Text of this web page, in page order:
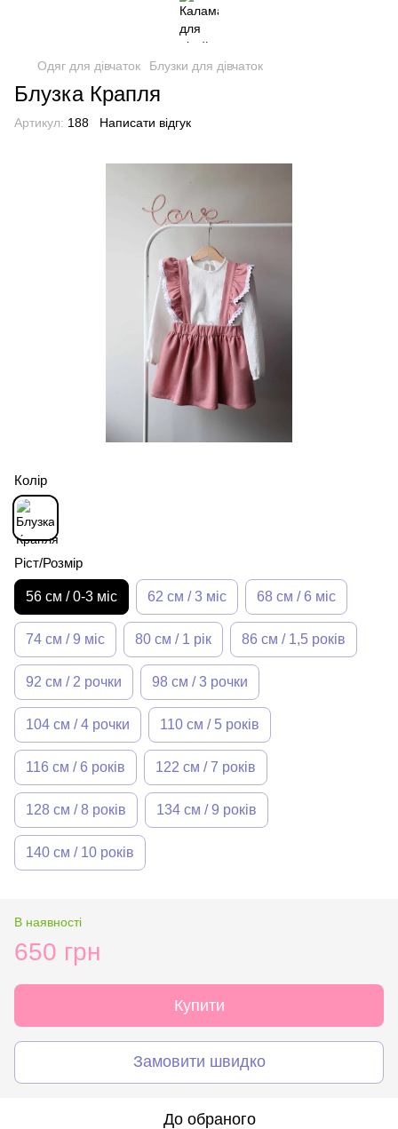
Одяг для дівчаток Блузки для дівчаток
Блузка Крапля
Артикул: 188 Написати відгук
Колір
Ріст/Розмір
56 см / 0-3 міс 62 см / 3 міс 68 см / 6 міс
74 см / 9 міс 80 см / 1 рік 86 см / 1,5 років
92 см / 2 рочки 98 см / 3 рочки
104 см / 4 рочки 110 см / 5 років
116 см / 6 років 122 см / 7 років
128 см / 8 років 134 см / 9 років
140 см / 10 років
В наявності
650 грн
Купити
Замовити швидко
До обраного